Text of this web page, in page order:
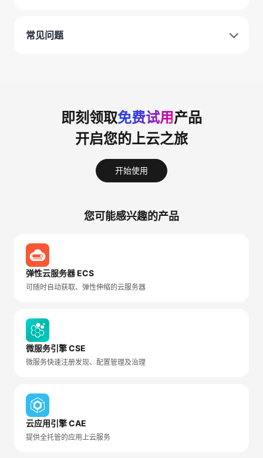
常见问题
即刻领取免费试用产品
开启您的上云之旅
开始使用
您可能感兴趣的产品
弹性云服务器 ECS
可随时自动获取、弹性伸缩的云服务器
微服务引擎 CSE
微服务快速注册发现、配置管理及治理
云应用引擎 CAE
提供全托管的应用上云服务